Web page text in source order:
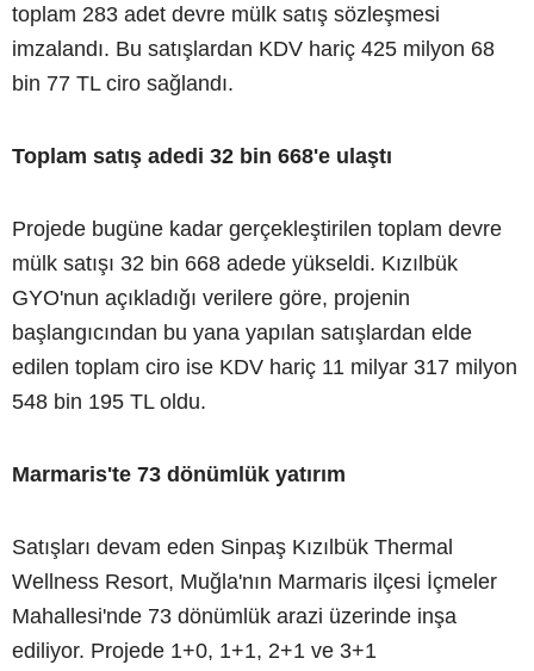
toplam 283 adet devre mülk satış sözleşmesi
imzalandı. Bu satışlardan KDV hariç 425 milyon 68
bin 77 TL ciro sağlandı.
Toplam satış adedi 32 bin 668'e ulaştı
Projede bugüne kadar gerçekleştirilen toplam devre
mülk satışı 32 bin 668 adede yükseldi. Kızılbük
GYO'nun açıkladığı verilere göre, projenin
başlangıcından bu yana yapılan satışlardan elde
edilen toplam ciro ise KDV hariç 11 milyar 317 milyon
548 bin 195 TL oldu.
Marmaris'te 73 dönümlük yatırım
Satışları devam eden Sinpaş Kızılbük Thermal
Wellness Resort, Muğla'nın Marmaris ilçesi İçmeler
Mahallesi'nde 73 dönümlük arazi üzerinde inşa
ediliyor. Projede 1+0, 1+1, 2+1 ve 3+1